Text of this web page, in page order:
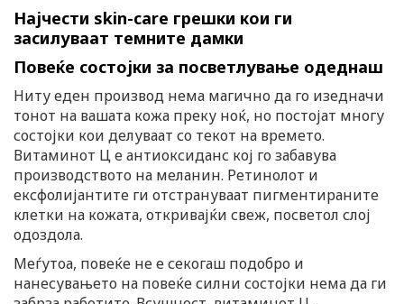
Најчести skin-care грешки кои ги
засилуваат темните дамки
Повеќе состојки за посветлување одеднаш
Ниту еден производ нема магично да го изедначи
тонот на вашата кожа преку ноќ, но постојат многу
состојки кои делуваат со текот на времето.
Витаминот Ц е антиоксиданс кој го забавува
производството на меланин. Ретинолот и
ексфолијантите ги отстрануваат пигментираните
клетки на кожата, откривајќи свеж, посветол слој
одоздола.
Меѓутоа, повеќе не е секогаш подобро и
нанесувањето на повеќе силни состојки нема да ги